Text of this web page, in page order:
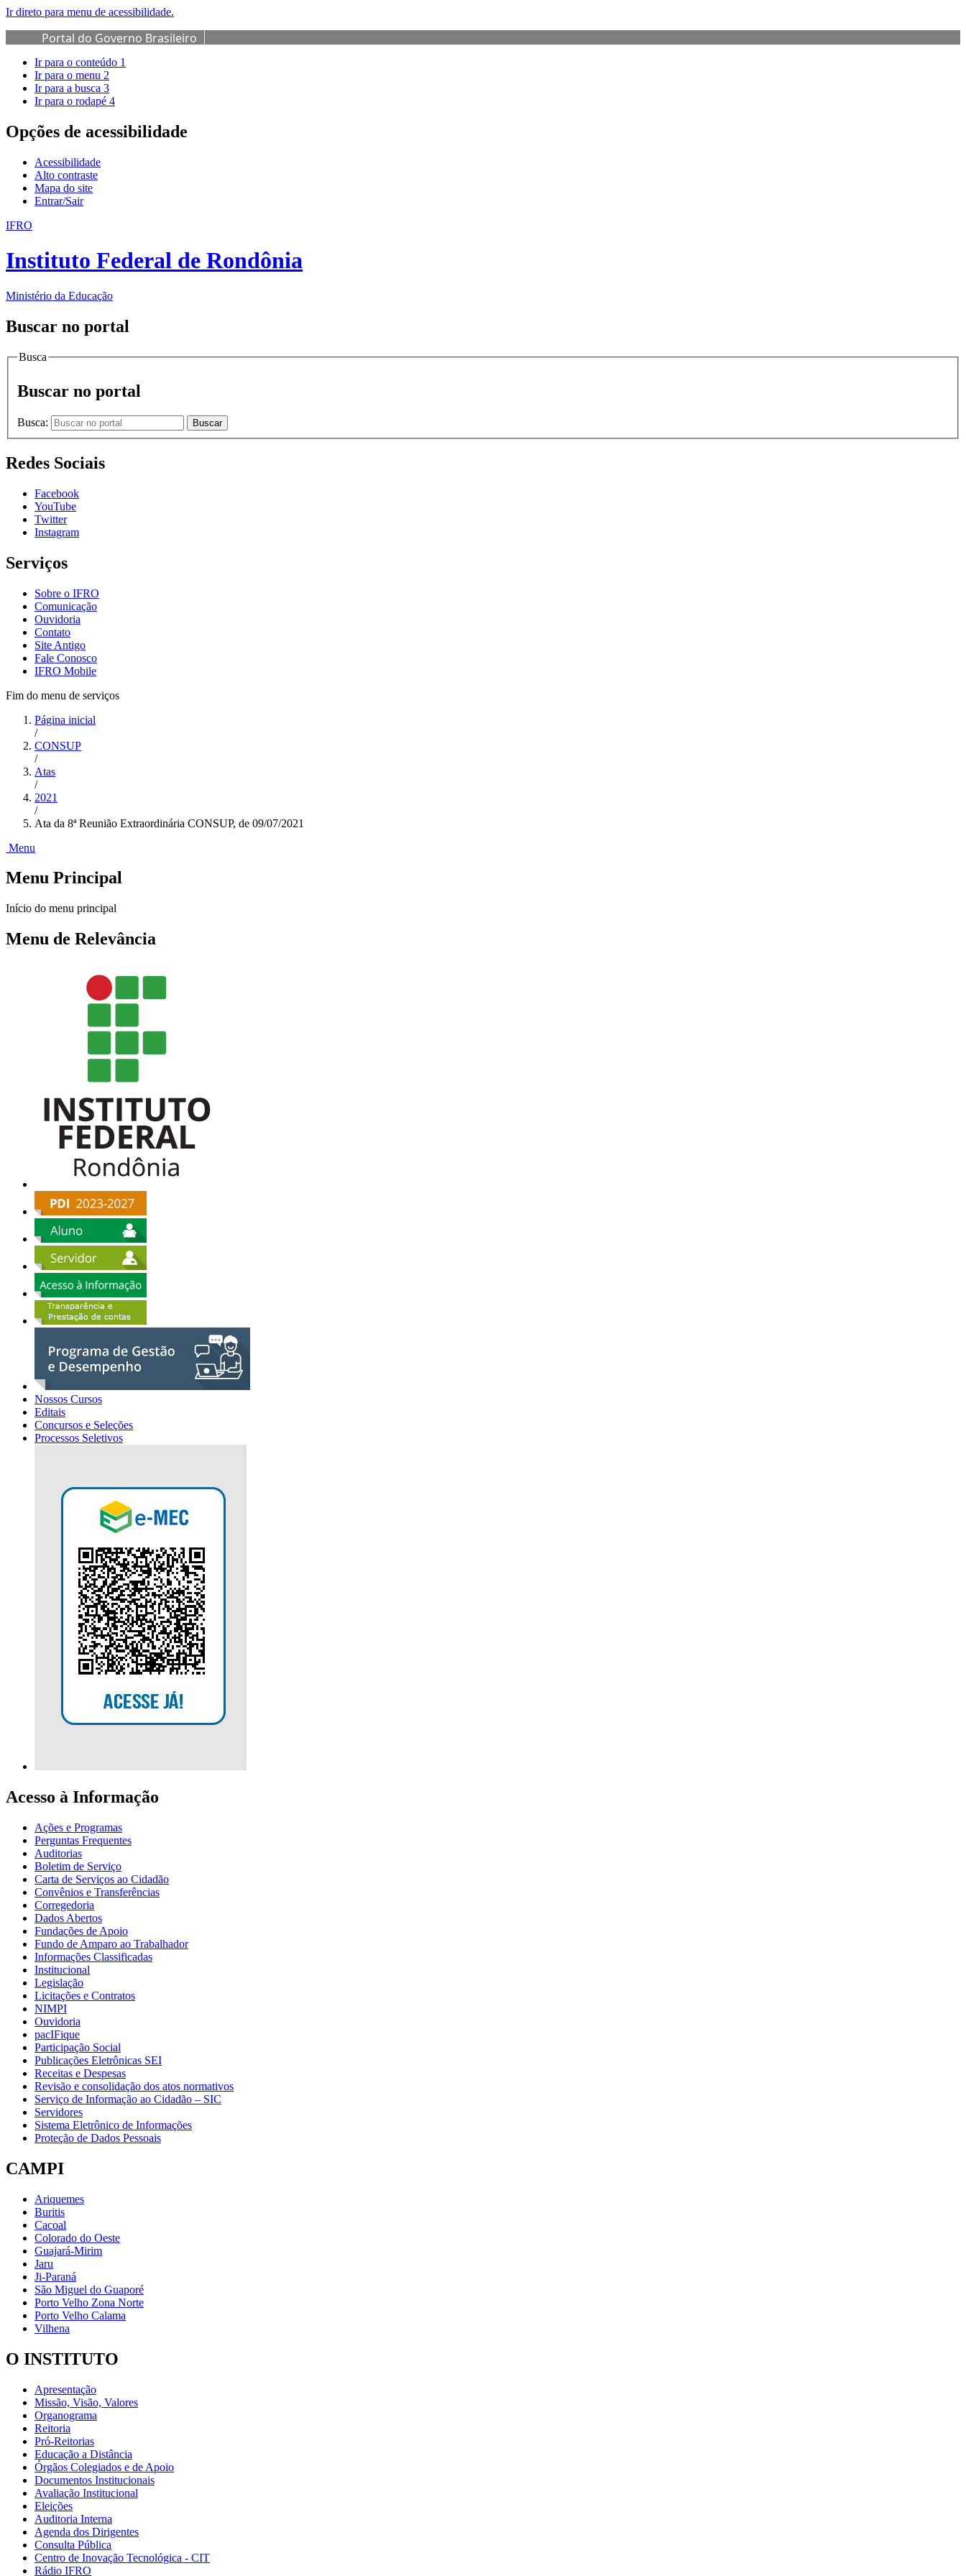
Ir direto para menu de acessibilidade.
Portal do Governo Brasileiro
Ir para o conteúdo 1
Ir para o menu 2
Ir para a busca 3
Ir para o rodapé 4
Opções de acessibilidade
Acessibilidade
Alto contraste
Mapa do site
Entrar/Sair
IFRO
Instituto Federal de Rondônia
Ministério da Educação
Buscar no portal
Busca
Buscar no portal
Busca: Buscar
Redes Sociais
Facebook
YouTube
Twitter
Instagram
Serviços
Sobre o IFRO
Comunicação
Ouvidoria
Contato
Site Antigo
Fale Conosco
IFRO Mobile
Fim do menu de serviços
Página inicial
/
CONSUP
/
Atas
/
2021
/
Ata da 8ª Reunião Extraordinária CONSUP, de 09/07/2021
Menu
Menu Principal
Início do menu principal
Menu de Relevância
Nossos Cursos
Editais
Concursos e Seleções
Processos Seletivos
Acesso à Informação
Ações e Programas
Perguntas Frequentes
Auditorias
Boletim de Serviço
Carta de Serviços ao Cidadão
Convênios e Transferências
Corregedoria
Dados Abertos
Fundações de Apoio
Fundo de Amparo ao Trabalhador
Informações Classificadas
Institucional
Legislação
Licitações e Contratos
NIMPI
Ouvidoria
pacIFique
Participação Social
Publicações Eletrônicas SEI
Receitas e Despesas
Revisão e consolidação dos atos normativos
Serviço de Informação ao Cidadão – SIC
Servidores
Sistema Eletrônico de Informações
Proteção de Dados Pessoais
CAMPI
Ariquemes
Buritis
Cacoal
Colorado do Oeste
Guajará-Mirim
Jaru
Ji-Paraná
São Miguel do Guaporé
Porto Velho Zona Norte
Porto Velho Calama
Vilhena
O INSTITUTO
Apresentação
Missão, Visão, Valores
Organograma
Reitoria
Pró-Reitorias
Educação a Distância
Órgãos Colegiados e de Apoio
Documentos Institucionais
Avaliação Institucional
Eleições
Auditoria Interna
Agenda dos Dirigentes
Consulta Pública
Centro de Inovação Tecnológica - CIT
Rádio IFRO